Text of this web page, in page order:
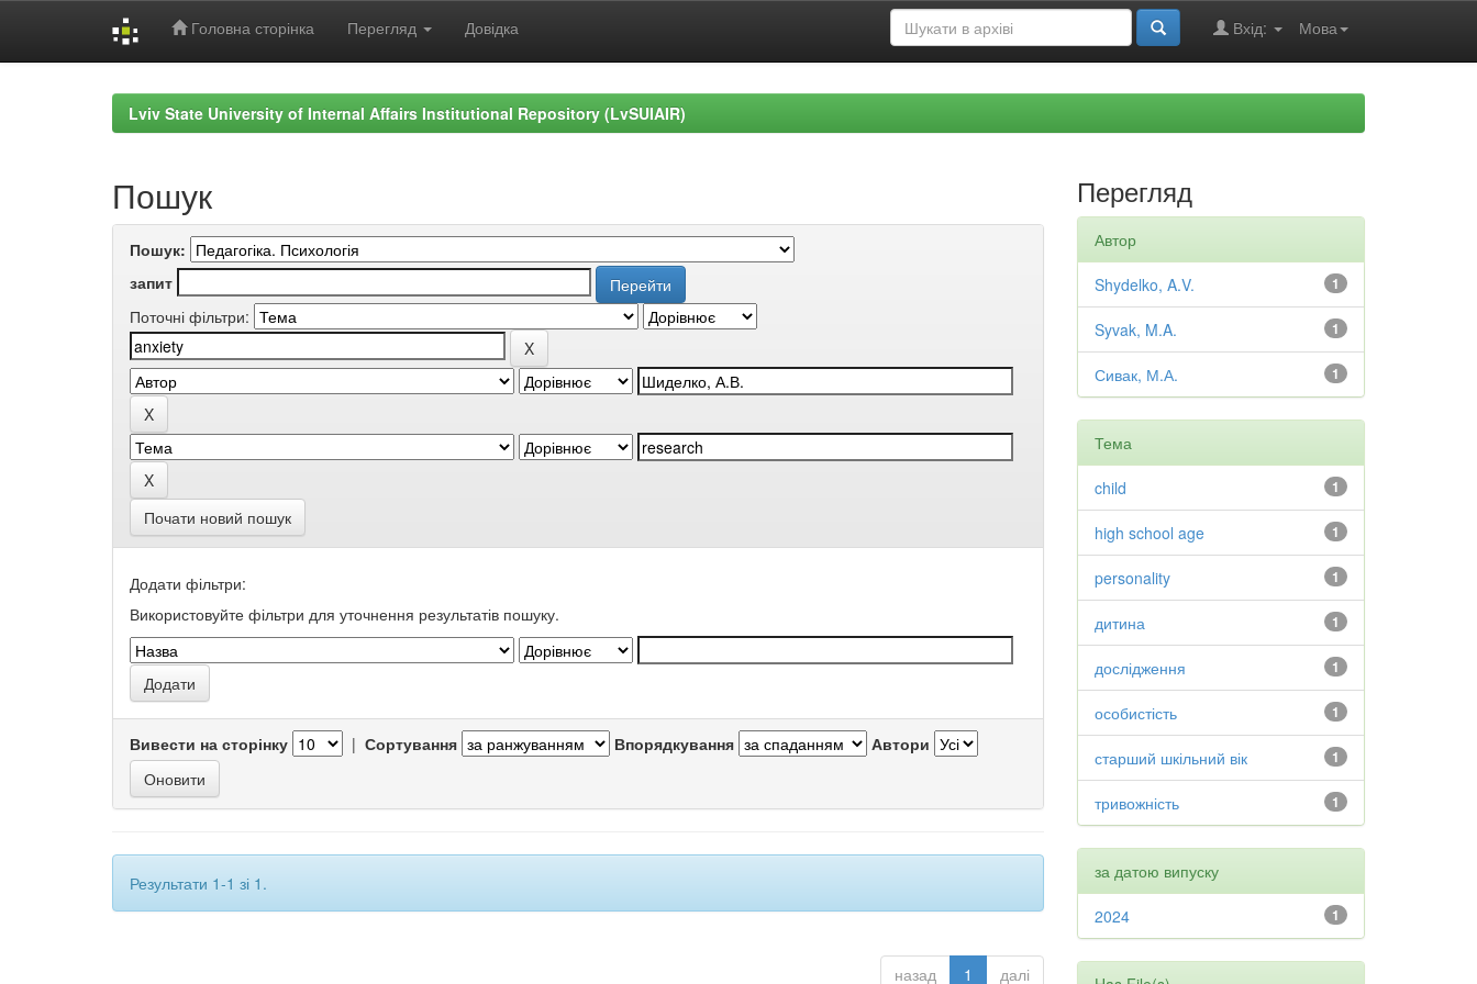
Головна сторінка Перегляд Довідка Мова
Вхід:
Lviv State University of Internal Affairs Institutional Repository (LvSUIAIR)
Пошук
Пошук:
запит
Поточні фільтри:
Почати новий пошук
Додати фільтри:
Використовуйте фільтри для уточнення результатів пошуку.
Вивести на сторінку | Сортування Впорядкування Автори
Результати 1-1 зі 1.
назад 1 далі
Перегляд
Автор
1
Shydelko, A.V.
1
Syvak, M.A.
1
Сивак, М.А.
Тема
1
child
1
high school age
1
personality
1
дитина
1
дослідження
1
особистість
1
старший шкільний вік
1
тривожність
за датою випуску
1
2024